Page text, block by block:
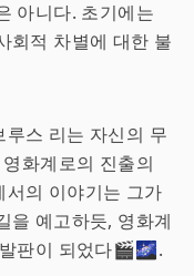
아니다. 초기에는
회적 차별에 대한 불
스 리는 자신의 무
화계로의 진출의
의 이야기는 그가
을 예고하듯, 영화계
판이 되었다🎬🌌.